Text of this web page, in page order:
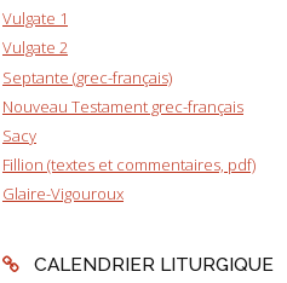
Vulgate 1
Vulgate 2
Septante (grec-français)
Nouveau Testament grec-français
Sacy
Fillion (textes et commentaires, pdf)
Glaire-Vigouroux
CALENDRIER LITURGIQUE